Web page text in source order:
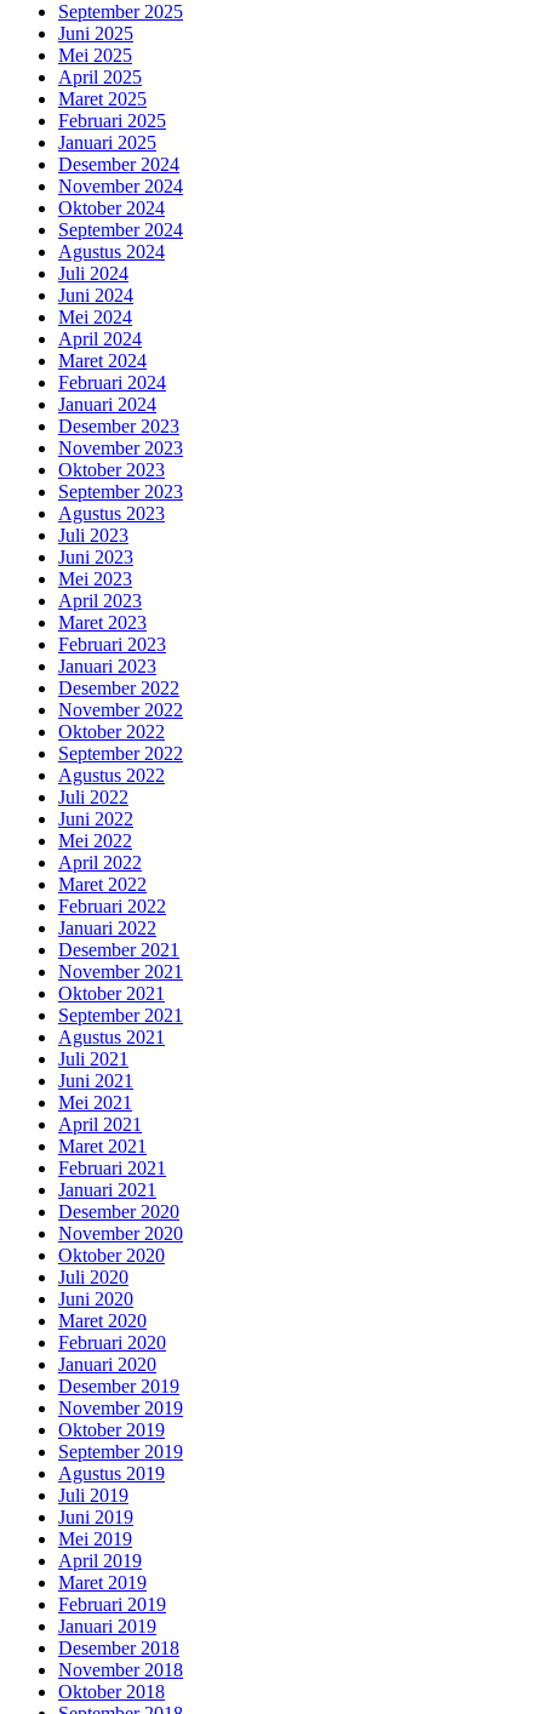
September 2025
Juni 2025
Mei 2025
April 2025
Maret 2025
Februari 2025
Januari 2025
Desember 2024
November 2024
Oktober 2024
September 2024
Agustus 2024
Juli 2024
Juni 2024
Mei 2024
April 2024
Maret 2024
Februari 2024
Januari 2024
Desember 2023
November 2023
Oktober 2023
September 2023
Agustus 2023
Juli 2023
Juni 2023
Mei 2023
April 2023
Maret 2023
Februari 2023
Januari 2023
Desember 2022
November 2022
Oktober 2022
September 2022
Agustus 2022
Juli 2022
Juni 2022
Mei 2022
April 2022
Maret 2022
Februari 2022
Januari 2022
Desember 2021
November 2021
Oktober 2021
September 2021
Agustus 2021
Juli 2021
Juni 2021
Mei 2021
April 2021
Maret 2021
Februari 2021
Januari 2021
Desember 2020
November 2020
Oktober 2020
Juli 2020
Juni 2020
Maret 2020
Februari 2020
Januari 2020
Desember 2019
November 2019
Oktober 2019
September 2019
Agustus 2019
Juli 2019
Juni 2019
Mei 2019
April 2019
Maret 2019
Februari 2019
Januari 2019
Desember 2018
November 2018
Oktober 2018